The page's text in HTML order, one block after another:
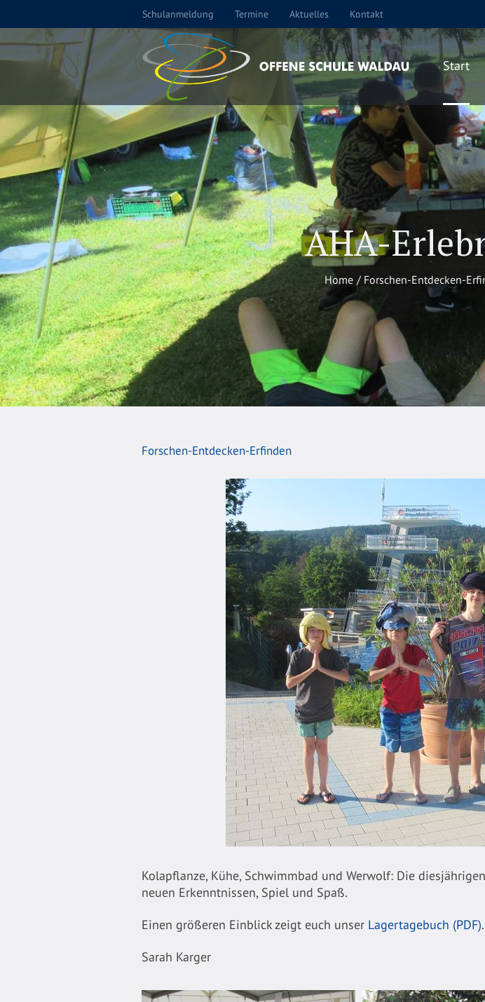
Schulanmeldung Termine Aktuelles Kontakt
Start
AHA-
Home / Forschen-Entdecken-
Forschen-Entdecken-Erfinden
Kolapflanze, Kühe, Schwimmbad und Werwolf: Die
neuen Erkenntnissen, Spiel und Spaß.
Einen größeren Einblick zeigt euch unser Lagertagebuch (PDF).
Sarah Karger